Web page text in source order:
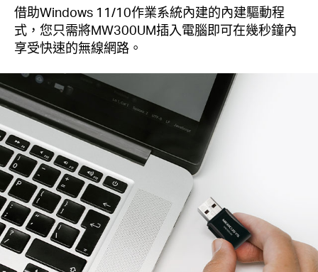
借助Windows 11/10作業系統內建的內建驅動程
式，您只需將MW300UM插入電腦即可在幾秒鐘內
享受快速的無線網路。